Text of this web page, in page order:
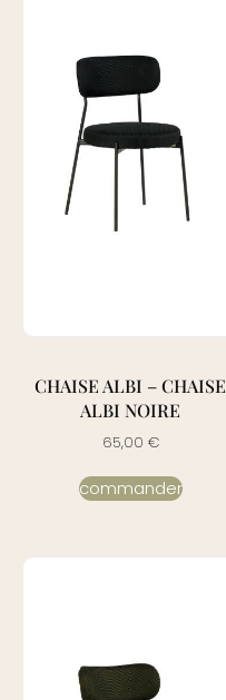
CHAISE ALBI – CHAISE
ALBI NOIRE
65,00 €
commander